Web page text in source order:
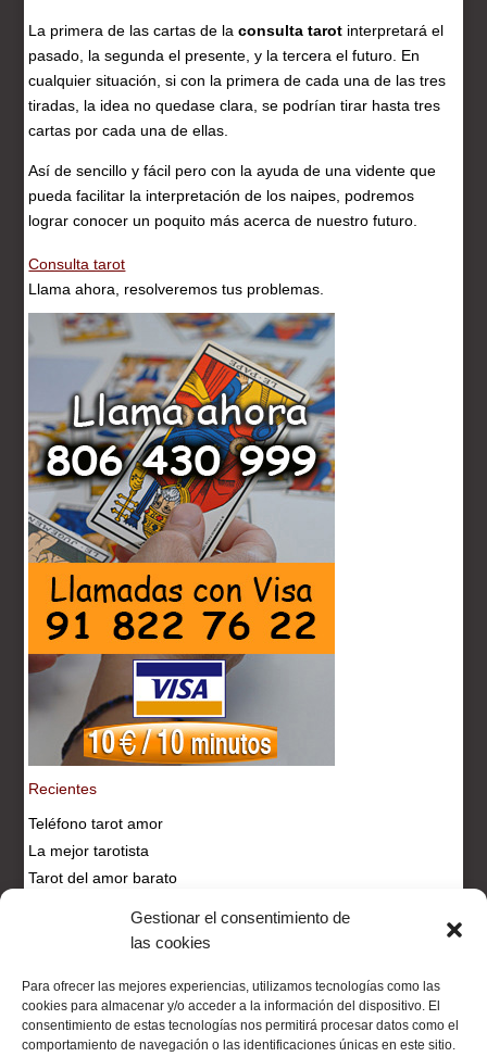
Gestionar el consentimiento de
las cookies
Para ofrecer las mejores experiencias, utilizamos tecnologías como las
cookies para almacenar y/o acceder a la información del dispositivo. El
consentimiento de estas tecnologías nos permitirá procesar datos como el
comportamiento de navegación o las identificaciones únicas en este sitio.
La primera de las cartas de laconsulta tarot interpretará el
pasado, la segunda el presente, y la tercera el futuro. En
cualquier situación, si con la primera de cada una de las tres
tiradas, la idea no quedase clara, se podrían tirar hasta tres
cartas por cada una de ellas.
Así de sencillo y fácil pero con la ayuda de una vidente que
pueda facilitar la interpretación de los naipes, podremos
lograr conocer un poquito más acerca de nuestro futuro.
Consulta tarot
Llama ahora, resolveremos tus problemas.
Recientes
Teléfono tarot amor
La mejor tarotista
Tarot del amor barato
Tarot visa económico
Tarot Visa :: Tu tarot visa economico
Cartas del tarot
Cartas tarot Cartomancia
Colores